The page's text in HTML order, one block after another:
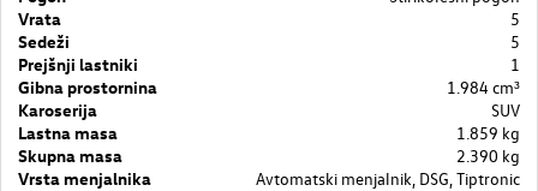
Vrata
5
Sedeži
5
Prejšnji lastniki
1
Gibna prostornina
1.984 cm³
Karoserija
SUV
Lastna masa
1.859 kg
Skupna masa
2.390 kg
Vrsta menjalnika
Avtomatski menjalnik, DSG, Tiptronic